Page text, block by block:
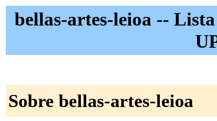
bellas-artes-leioa --
Sobre bellas-artes-leioa